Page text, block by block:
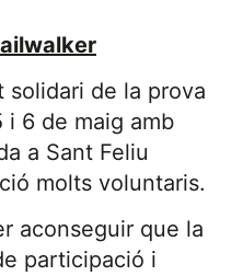
solidari de la prova
i 6 de maig amb
a Sant Feliu
molts voluntaris.
aconseguir que la
participació i